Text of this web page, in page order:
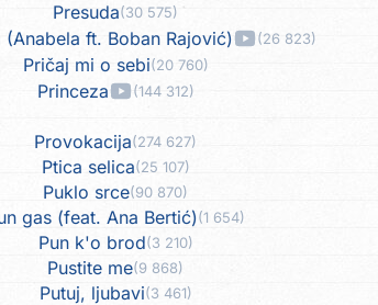
Presuda(30 575)
(Anabela ft. Boban Rajović) (26 823)
Pričaj mi o sebi(20 760)
Princeza (144 312)
Provokacija(274 627)
Ptica selica(25 107)
Puklo srce(90 870)
gas (feat. Ana Bertić)(1 654)
Pun k'o brod(3 210)
Pustite me(9 868)
Putuj, ljubavi(3 461)